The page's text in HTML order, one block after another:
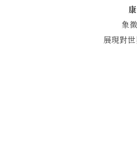
象
展現對